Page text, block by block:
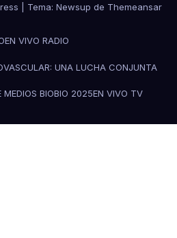
Tema: Newsup de Themeansar
EN VIVO RADIO
UNA LUCHA CONJUNTA
MEDIOS BIOBIO 2025EN VIVO TV